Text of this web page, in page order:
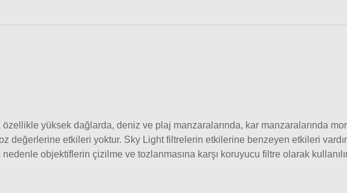
yüksek dağlarda, deniz ve plaj manzaralarında, kar manzaralarında
değerlerine etkileri yoktur. Sky Light filtrelerin etkilerine benzeyen etkileri
objektiflerin çizilme ve tozlanmasına karşı koruyucu filtre olarak